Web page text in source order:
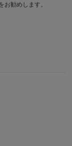
お勧めします。